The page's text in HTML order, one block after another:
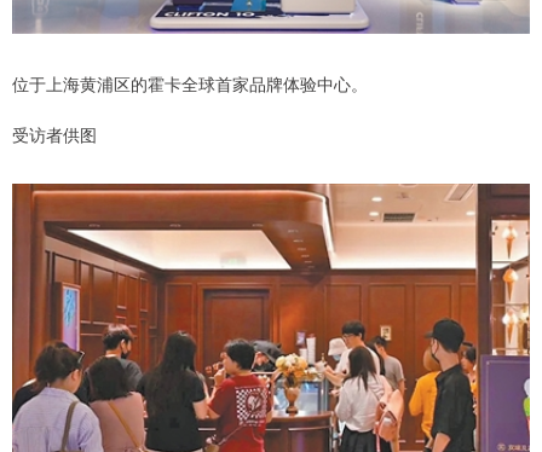
位于上海黄浦区的霍卡全球首家品牌体验中心。
受访者供图